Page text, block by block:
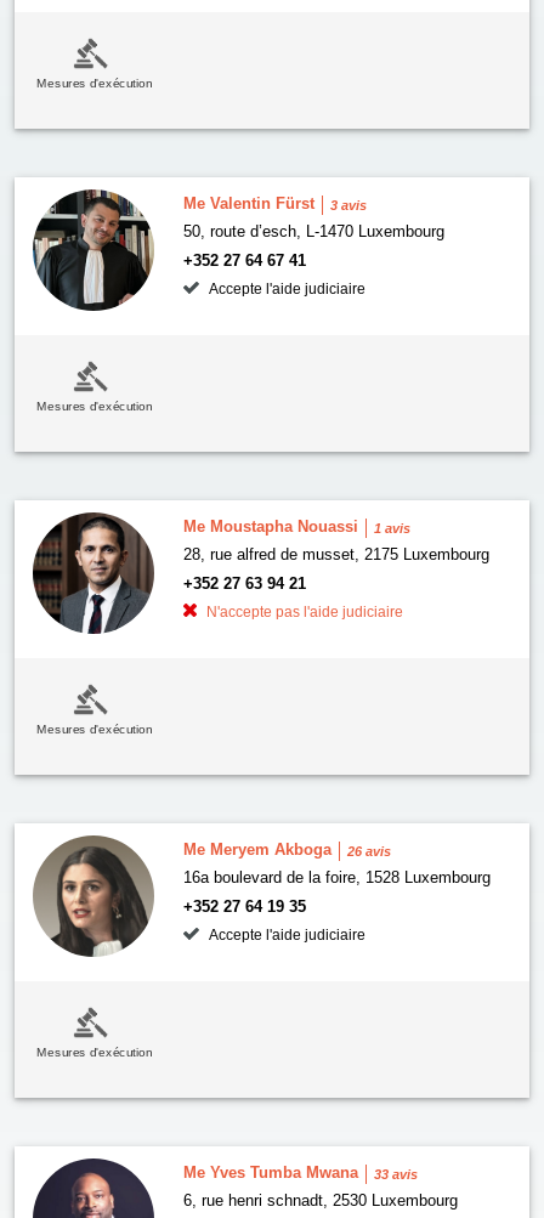
Mesures d'exécution
Me Valentin Fürst 3 avis
50, route d’esch, L-1470 Luxembourg
+352 27 64 67 41
Accepte l'aide judiciaire
Mesures d'exécution
Me Moustapha Nouassi 1 avis
28, rue alfred de musset, 2175 Luxembourg
+352 27 63 94 21
N'accepte pas l'aide judiciaire
Mesures d'exécution
Me Meryem Akboga 26 avis
16a boulevard de la foire, 1528 Luxembourg
+352 27 64 19 35
Accepte l'aide judiciaire
Mesures d'exécution
Me Yves Tumba Mwana 33 avis
6, rue henri schnadt, 2530 Luxembourg